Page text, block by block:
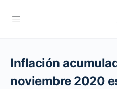
Inflación
noviembre 2020